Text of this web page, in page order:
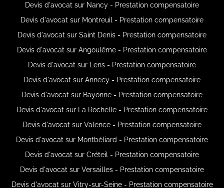
Devis d'avocat sur Nancy - Prestation compensatoire
Devis d'avocat sur Montreuil - Prestation compensatoire
Devis d'avocat sur Saint Denis - Prestation compensatoire
Devis d'avocat sur Angoulême - Prestation compensatoire
Devis d'avocat sur Lens - Prestation compensatoire
Devis d'avocat sur Annecy - Prestation compensatoire
Devis d'avocat sur Bayonne - Prestation compensatoire
Devis d'avocat sur La Rochelle - Prestation compensatoire
Devis d'avocat sur Valence - Prestation compensatoire
Devis d'avocat sur Montbéliard - Prestation compensatoire
Devis d'avocat sur Créteil - Prestation compensatoire
Devis d'avocat sur Versailles - Prestation compensatoire
Devis d'avocat sur Vitry-sur-Seine - Prestation compensatoire